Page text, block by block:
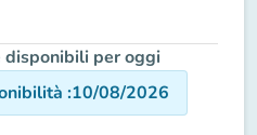
disponibili per oggi
:10/08/2026